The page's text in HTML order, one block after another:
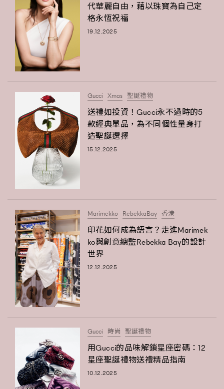
代華麗自由，藉以珠寶為自己定
格永恆祝福
19.12.2025
Gucci Xmas 聖誕禮物
送禮如投資！Gucci永不過時的5
款經典單品，為不同個性量身打
造聖誕選擇
15.12.2025
Marimekko RebekkaBay 香港
印花如何成為語言？走進Marimek
ko與創意總監Rebekka Bay的設計
世界
12.12.2025
Gucci 時尚 聖誕禮物
用Gucci的品味解鎖星座密碼：12
星座聖誕禮物送禮精品指南
10.12.2025